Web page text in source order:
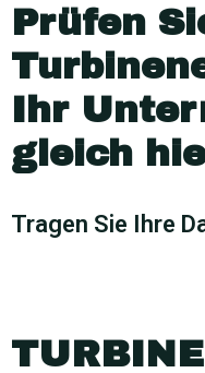
Prüfen
Ihr
gleich
Tragen Sie Ihre